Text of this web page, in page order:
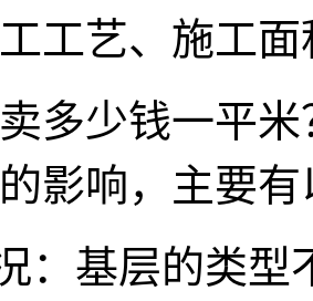
工艺、施工
多少钱一平
影响，主要
：基层的类